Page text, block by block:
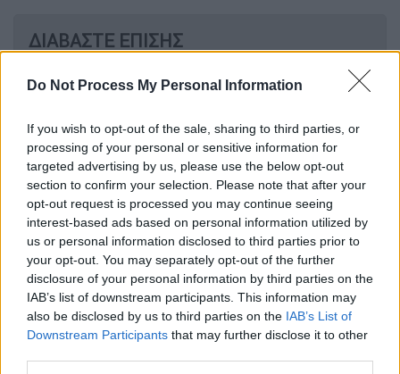
Do Not Process My Personal Information
If you wish to opt-out of the sale, sharing to third parties, or
processing of your personal or sensitive information for
targeted advertising by us, please use the below opt-out
section to confirm your selection. Please note that after your
opt-out request is processed you may continue seeing
interest-based ads based on personal information utilized by
us or personal information disclosed to third parties prior to
your opt-out. You may separately opt-out of the further
disclosure of your personal information by third parties on the
IAB’s list of downstream participants. This information may
also be disclosed by us to third parties on the IAB’s List of
Downstream Participants that may further disclose it to other
ΔΙΑΒΑΣΤΕ ΕΠΙΣΗΣ
Ελλάδα|16.11.2025 17:13
μετέφερε μαθητές έπεσε σε χαντάκι
Ελλάδα 16.11.2025 17:36
Βαρύ οπλοστάσιο και πάνω από
100.000 ευρώ βρέθηκαν στην κατοχή
των συλληφθέντων για τη δολοφονία
Λάλα
Tραβούσαν βίντεο τον ξυλοδαρμό